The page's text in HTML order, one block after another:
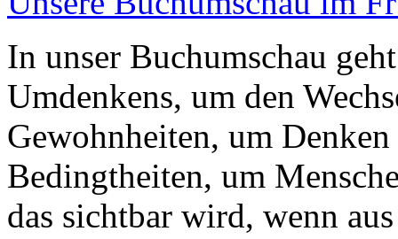
In unser Buchumschau
Umdenkens, um den
Gewohnheiten, um
Bedingtheiten, um
das sichtbar wird, wenn